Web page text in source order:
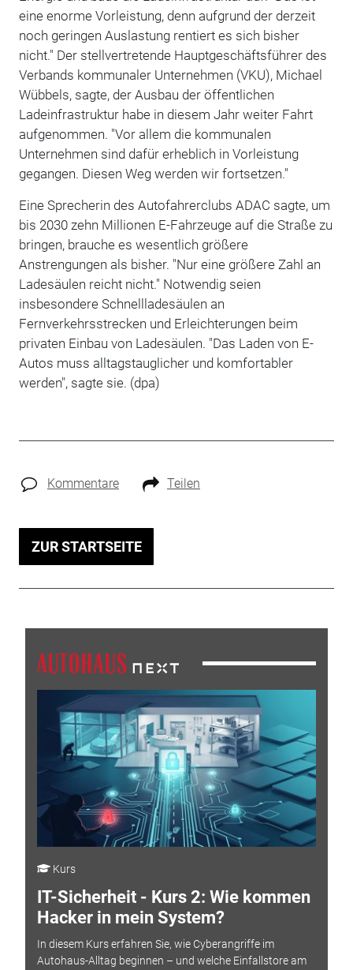
eine enorme Vorleistung, denn aufgrund der derzeit
noch geringen Auslastung rentiert es sich bisher
nicht." Der stellvertretende Hauptgeschäftsführer des
Verbands kommunaler Unternehmen (VKU), Michael
Wübbels, sagte, der Ausbau der öffentlichen
Ladeinfrastruktur habe in diesem Jahr weiter Fahrt
aufgenommen. "Vor allem die kommunalen
Unternehmen sind dafür erheblich in Vorleistung
gegangen. Diesen Weg werden wir fortsetzen."
Eine Sprecherin des Autofahrerclubs ADAC sagte, um
bis 2030 zehn Millionen E-Fahrzeuge auf die Straße zu
bringen, brauche es wesentlich größere
Anstrengungen als bisher. "Nur eine größere Zahl an
Ladesäulen reicht nicht." Notwendig seien
insbesondere Schnellladesäulen an
Fernverkehrsstrecken und Erleichterungen beim
privaten Einbau von Ladesäulen. "Das Laden von E-
Autos muss alltagstauglicher und komfortabler
werden", sagte sie. (dpa)
Kommentare Teilen
ZUR STARTSEITE
Kurs
IT-Sicherheit - Kurs 2: Wie kommen
Hacker in mein System?
In diesem Kurs erfahren Sie, wie Cyberangriffe im
Autohaus-Alltag beginnen – und welche Einfallstore am